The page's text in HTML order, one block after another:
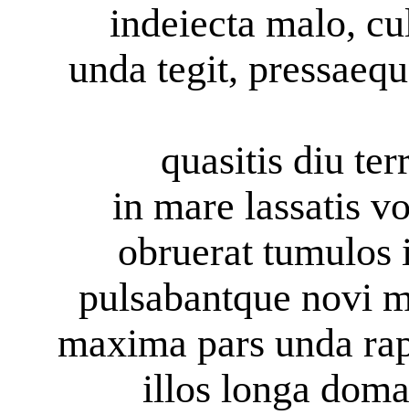
indeiecta malo,
unda tegit,
quasitis diu
in mare lassatis
obruerat tumulos
pulsabantque novi
maxima pars unda
illos longa